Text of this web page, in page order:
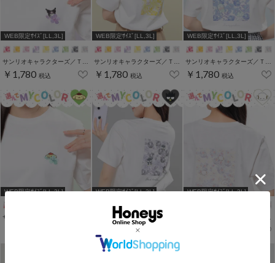
WEB限定ｻｲｽﾞ[LL,3L]
￥1,780 税込
WEB限定ｻｲｽﾞ[LL,3L]
￥1,780 税込
WEB限定ｻｲｽﾞ[LL,3L]
￥1,780 税込
WEB限定ｻｲｽﾞ[LL,3L] WEB限定ｻｲｽﾞ[LL,3L]
税込
WEB限定ｻｲｽﾞ[LL,3L]